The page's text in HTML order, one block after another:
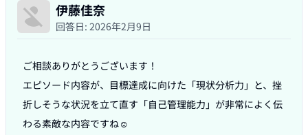
伊藤佳奈
回答日: 2026年2月9日
ご相談ありがとうございます！
エピソード内容が、目標達成に向けた「現状分析力」と、挫
折しそうな状況を立て直す「自己管理能力」が非常によく伝
わる素敵な内容ですね☺️